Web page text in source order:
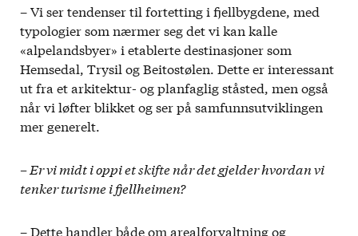
– Vi ser tendenser til fortetting i fjellbygdene, med
typologier som nærmer seg det vi kan kalle
«alpelandsbyer» i etablerte destinasjoner som
Hemsedal, Trysil og Beitostølen. Dette er interessant
ut fra et arkitektur- og planfaglig ståsted, men også
når vi løfter blikket og ser på samfunnsutviklingen
mer generelt.
– Er vi midt i oppi et skifte når det gjelder hvordan vi
tenker turisme i fjellheimen?
– Dette handler både om arealforvaltning og